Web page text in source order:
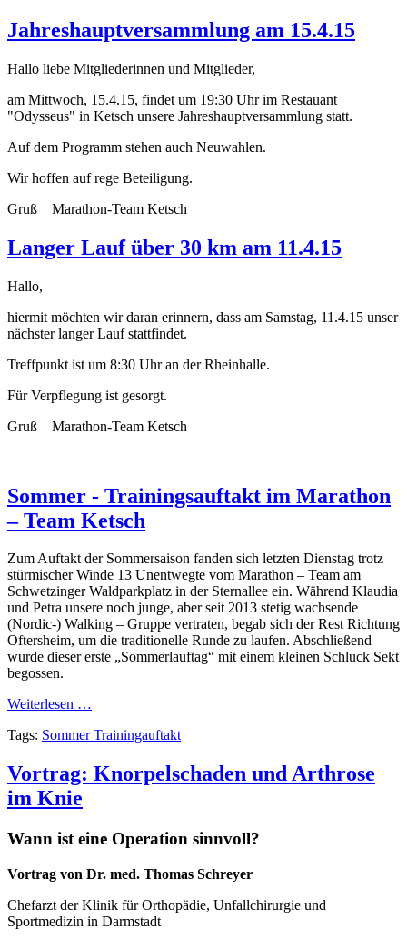
Jahreshauptversammlung am 15.4.15
Hallo liebe Mitgliederinnen und Mitglieder,
am Mittwoch, 15.4.15, findet um 19:30 Uhr im Restauant
"Odysseus" in Ketsch unsere Jahreshauptversammlung statt.
Auf dem Programm stehen auch Neuwahlen.
Wir hoffen auf rege Beteiligung.
Gruß Marathon-Team Ketsch
Langer Lauf über 30 km am 11.4.15
Hallo,
hiermit möchten wir daran erinnern, dass am Samstag, 11.4.15 unser
nächster langer Lauf stattfindet.
Treffpunkt ist um 8:30 Uhr an der Rheinhalle.
Für Verpflegung ist gesorgt.
Gruß Marathon-Team Ketsch
Sommer - Trainingsauftakt im Marathon
– Team Ketsch
Zum Auftakt der Sommersaison fanden sich letzten Dienstag trotz
stürmischer Winde 13 Unentwegte vom Marathon – Team am
Schwetzinger Waldparkplatz in der Sternallee ein. Während Klaudia
und Petra unsere noch junge, aber seit 2013 stetig wachsende
(Nordic-) Walking – Gruppe vertraten, begab sich der Rest Richtung
Oftersheim, um die traditionelle Runde zu laufen. Abschließend
wurde dieser erste „Sommerlauftag“ mit einem kleinen Schluck Sekt
begossen.
Weiterlesen …
Tags: Sommer Trainingauftakt
Vortrag: Knorpelschaden und Arthrose
im Knie
Wann ist eine Operation sinnvoll?
Vortrag von Dr. med. Thomas Schreyer
Chefarzt der Klinik für Orthopädie, Unfallchirurgie und
Sportmedizin in Darmstadt